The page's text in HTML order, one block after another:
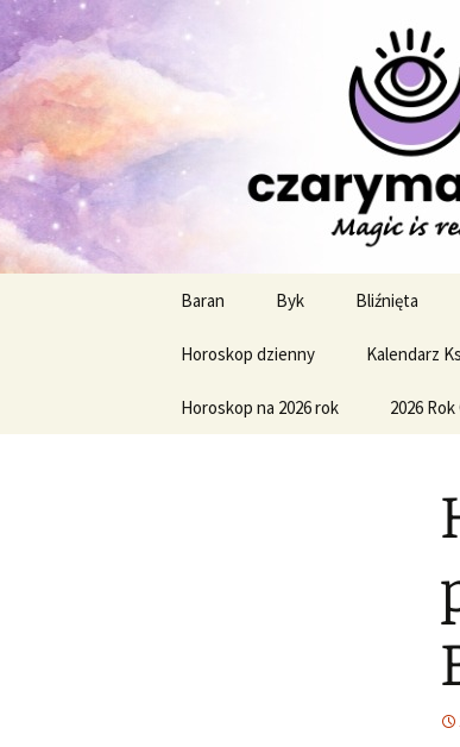
Profesjonalne
treści
Baran Byk Bliźnięta
Horoskop dzienny Kalendarz
Horoskop na 2026 rok 2026